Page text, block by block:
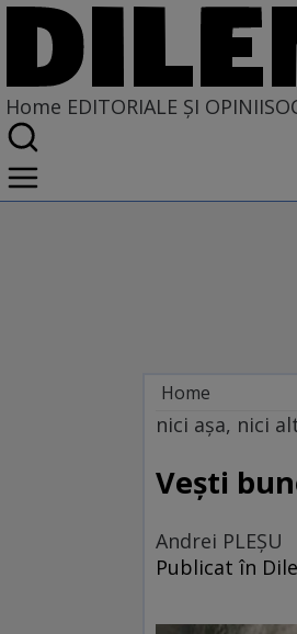
Home EDITORIALE ȘI OPINII
Home
EDITORIALE ȘI
SITUAȚIUNEA
nici aşa, nici
Veşti
Andrei PLEŞU
Publicat în